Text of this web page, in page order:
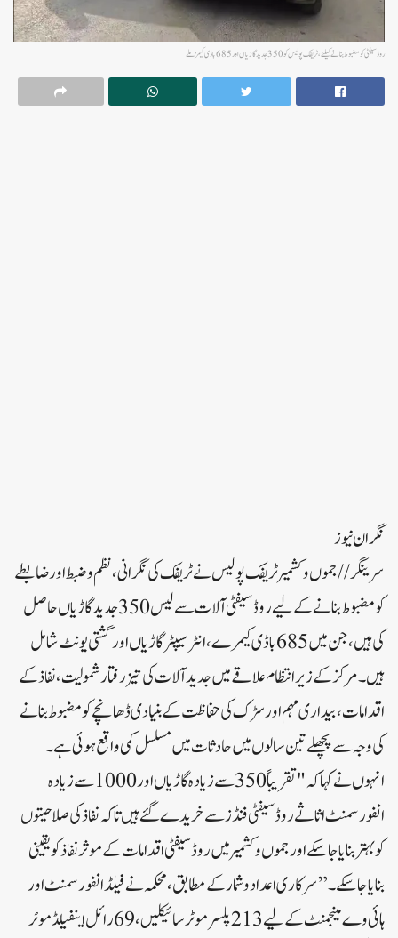
روڈ سیفٹی کو مضبوط بنانے کیلئے، ٹریفک پولیس کو 350 جدید گاڑیاں اور 685 باڈی کیمز ملے
نگران نیوز
سرینگر//جموں و کشمیر ٹریفک پولیس نے ٹریفک کی نگرانی، نظم و ضبط اور ضابطے
کو مضبوط بنانے کے لیے روڈ سیفٹی آلات سے لیس 350 جدید گاڑیاں حاصل
کی ہیں، جن میں 685 باڈی کیمرے، انٹرسیپٹر گاڑیاں اور گشتی یونٹ شامل
ہیں۔مرکز کے زیر انتظام علاقے میں جدید آلات کی تیز رفتار شمولیت، نفاذ کے
اقدامات، بیداری مہم اور سڑک کی حفاظت کے بنیادی ڈھانچے کو مضبوط بنانے
کی وجہ سے پچھلے تین سالوں میں حادثات میں مسلسل کمی واقع ہوئی ہے۔
انہوں نے کہا کہ "تقریباً 350 سے زیادہ گاڑیاں اور 1000 سے زیادہ
انفورسمنٹ اثاثے روڈ سیفٹی فنڈز سے خریدے گئے ہیں تاکہ نفاذ کی صلاحیتوں
کو بہتر بنایا جا سکے اور جموں و کشمیر میں روڈ سیفٹی اقدامات کے موثر نفاذ کو یقینی
بنایا جا سکے۔”سرکاری اعداد و شمار کے مطابق، محکمہ نے فیلڈ انفورسمنٹ اور
ہائی وے مینجمنٹ کے لیے 213 پلسر موٹر سائیکلیں، 69 رائل اینفیلڈ موٹر